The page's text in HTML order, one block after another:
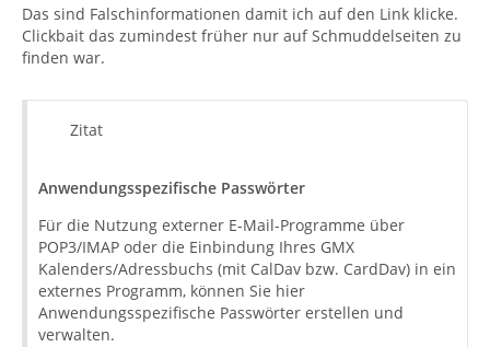
Das sind Falschinformationen damit ich auf den Link klicke.
Clickbait das zumindest früher nur auf Schmuddelseiten zu
finden war.
Zitat
Anwendungsspezifische Passwörter
Für die Nutzung externer E-Mail-Programme über
POP3/IMAP oder die Einbindung Ihres GMX
Kalenders/Adressbuchs (mit CalDav bzw. CardDav) in ein
externes Programm, können Sie hier
Anwendungsspezifische Passwörter erstellen und
verwalten.